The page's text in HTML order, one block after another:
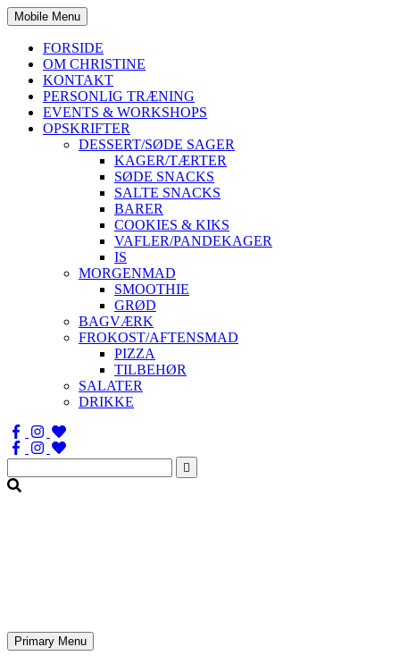
Mobile Menu
FORSIDE
OM CHRISTINE
KONTAKT
PERSONLIG TRÆNING
EVENTS & WORKSHOPS
OPSKRIFTER
DESSERT/SØDE SAGER
KAGER/TÆRTER
SØDE SNACKS
SALTE SNACKS
BARER
COOKIES & KIKS
VAFLER/PANDEKAGER
IS
MORGENMAD
SMOOTHIE
GRØD
BAGVÆRK
FROKOST/AFTENSMAD
PIZZA
TILBEHØR
SALATER
DRIKKE
Søg
efter:
Primary Menu